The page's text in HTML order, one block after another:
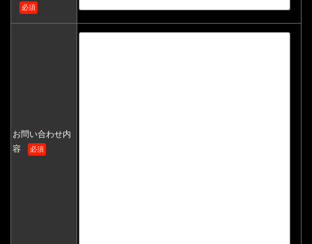
必須
お問い合わせ内
容
必須